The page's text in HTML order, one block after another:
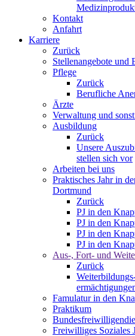
Kontakt
Anfahrt
Karriere
Zurück
Stellenangebote und
Pflege
Zurück
Berufliche
Ärzte
Verwaltung und
Ausbildung
Zurück
Unsere
stellen sich vor
Arbeiten bei uns
Praktisches Jahr in
Dortmund
Zurück
PJ in den
PJ in den
PJ in den
PJ in den
Aus-, Fort- und
Zurück
Famulatur in den
Praktikum
Freiwilliges Soziales